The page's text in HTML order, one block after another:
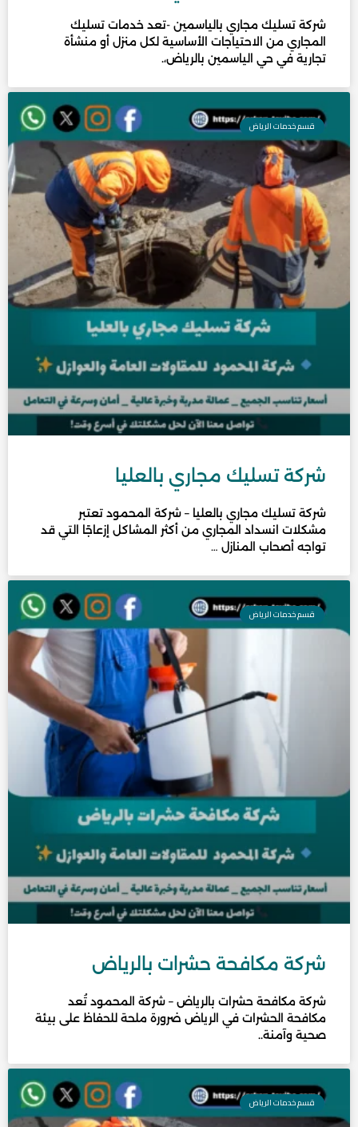
شركة تسليك مجاري بالياسمين -تعد خدمات تسليك
المجاري من الاحتياجات الأساسية لكل منزل أو منشأة
تجارية في حي الياسمين بالرياض،.
قسم خدمات الرياض
شركة تسليك مجاري بالعليا
شركة تسليك مجاري بالعليا – شركة المحمود تعتبر
مشكلات انسداد المجاري من أكثر المشاكل إزعاجًا التي قد
تواجه أصحاب المنازل …
قسم خدمات الرياض
شركة مكافحة حشرات بالرياض
شركة مكافحة حشرات بالرياض – شركة المحمود تُعد
مكافحة الحشرات في الرياض ضرورة ملحة للحفاظ على بيئة
صحية وآمنة..
قسم خدمات الرياض